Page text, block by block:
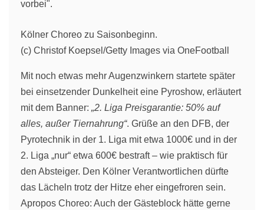
Kölner Choreo zu Saisonbeginn.
(c) Christof Koepsel/Getty Images via OneFootball
Mit noch etwas mehr Augenzwinkern startete später
bei einsetzender Dunkelheit eine Pyroshow, erläutert
mit dem Banner: „2. Liga Preisgarantie: 50% auf
alles, außer Tiernahrung“. Grüße an den DFB, der
Pyrotechnik in der 1. Liga mit etwa 1000€ und in der
2. Liga „nur“ etwa 600€ bestraft – wie praktisch für
den Absteiger. Den Kölner Verantwortlichen dürfte
das Lächeln trotz der Hitze eher eingefroren sein.
Apropos Choreo: Auch der Gästeblock hätte gerne